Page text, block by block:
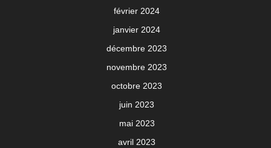
février 2024
janvier 2024
décembre 2023
novembre 2023
octobre 2023
juin 2023
mai 2023
avril 2023